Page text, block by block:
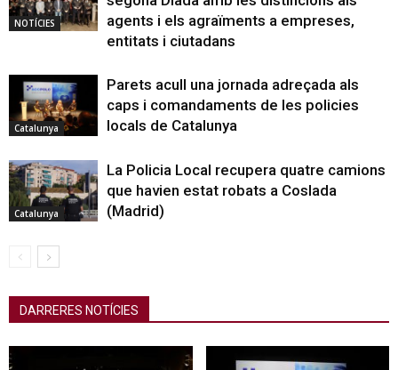
NOTÍCIES
agents i els agraïments a empreses,
entitats i ciutadans
Catalunya
Parets acull una jornada adreçada als
caps i comandaments de les policies
locals de Catalunya
Catalunya
La Policia Local recupera quatre camions
que havien estat robats a Coslada
(Madrid)
DARRERES NOTÍCIES